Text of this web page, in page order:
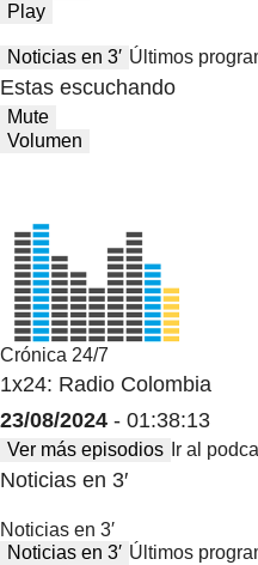
Play
Noticias en 3′ Últimos
Estas escuchando
Mute
Volumen
Crónica 24/7
1x24: Radio Colombia
23/08/2024 - 01:38:13
Ver más episodios Ir al
Noticias en 3′
Noticias en 3′
Noticias en 3′ Últimos